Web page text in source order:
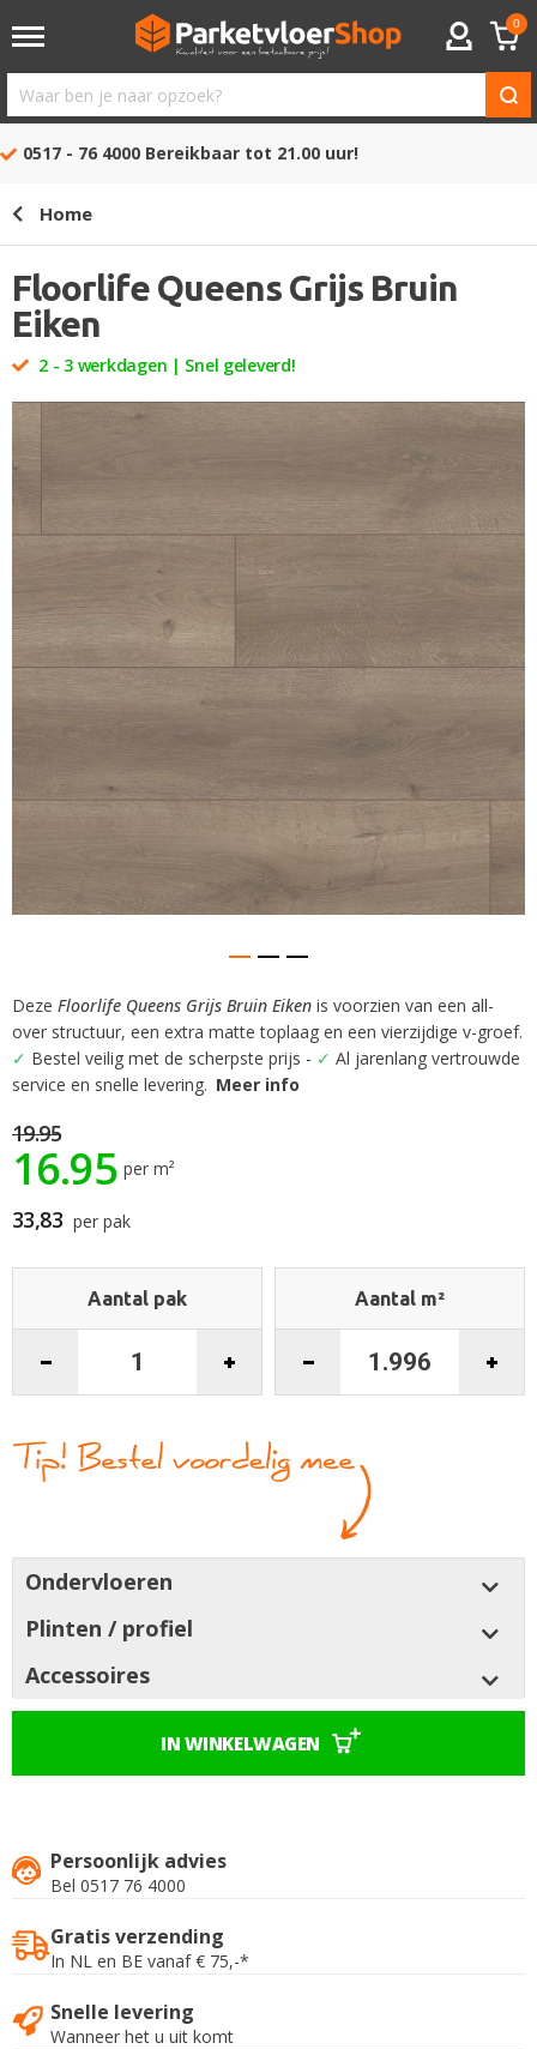
ACCOUNT
0
Waar
ben
opzoek?
0517 - 76 4000 Bereikbaar tot 21.00 uur!
Home
Floorlife Queens Grijs Bruin
Eiken
2 - 3 werkdagen | Snel geleverd!
naar
het
van
de
afbeeldingen-
Ga
naar
het
begin
de
afbeeldingen-
gallerij
Deze Floorlife Queens Grijs Bruin Eiken is voorzien van een all-
over structuur, een extra matte toplaag en een vierzijdige v-groef.
✓ Bestel veilig met de scherpste prijs - ✓ Al jarenlang vertrouwde
service en snelle levering. Meer info
19.95
16.95 per m²
33,83 per pak
Aantal pak Aantal m²
Ondervloeren
Plinten / profiel
Accessoires
IN WINKELWAGEN
Persoonlijk advies
Bel 0517 76 4000
Gratis verzending
In NL en BE vanaf € 75,-*
Snelle levering
Wanneer het u uit komt